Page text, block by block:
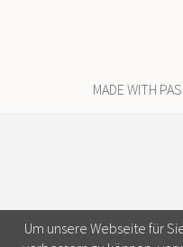
MADE WITH
Um unsere Webseite für